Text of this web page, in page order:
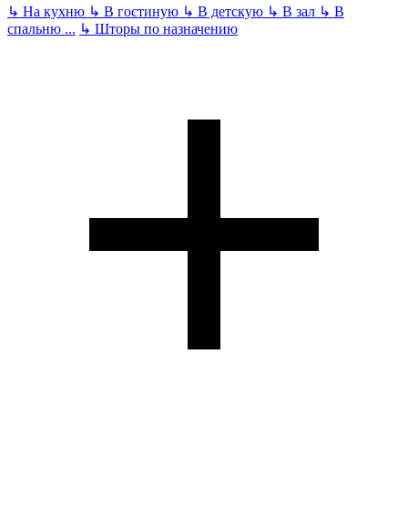
↳ На кухню ↳ В гостиную ↳ В детскую ↳ В зал ↳ В
спальню ... ↳ Шторы по назначению